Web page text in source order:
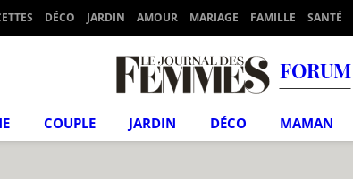
DÉCO JARDIN AMOUR MARIAGE FAMILLE SANTÉ
FORUM
COUPLE JARDIN DÉCO MAMAN